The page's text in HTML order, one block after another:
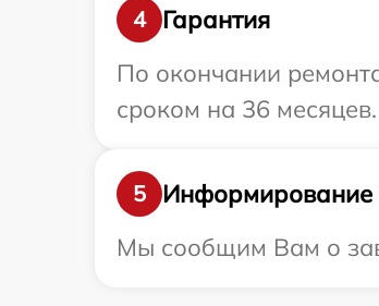
4
Гарантия
По окончании
сроком на 36 месяцев.
5
Информирование
Мы сообщим Вам о